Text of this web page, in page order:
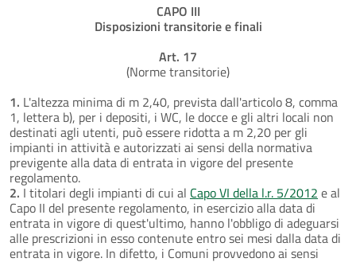
CAPO III
Disposizioni transitorie e finali
Art. 17
(Norme transitorie)
1. L'altezza minima di m 2,40, prevista dall'articolo 8, comma
1, lettera b), per i depositi, i WC, le docce e gli altri locali non
destinati agli utenti, può essere ridotta a m 2,20 per gli
impianti in attività e autorizzati ai sensi della normativa
previgente alla data di entrata in vigore del presente
regolamento.
2. I titolari degli impianti di cui al Capo VI della l.r. 5/2012 e al
Capo II del presente regolamento, in esercizio alla data di
entrata in vigore di quest'ultimo, hanno l'obbligo di adeguarsi
alle prescrizioni in esso contenute entro sei mesi dalla data di
entrata in vigore. In difetto, i Comuni provvedono ai sensi